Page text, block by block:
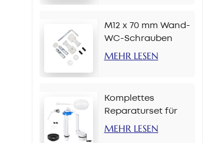
M12 x 70 mm Wand-
WC-Schrauben
MEHR LESEN
Komplettes
Reparaturset für
Toilettenspülkästen,
MEHR LESEN